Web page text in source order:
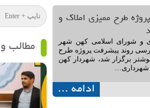
طرح ممیزی املاک و
و شورای اسلامی کهن شهر
روند پیشرفت پروژه طرح
برگزار شد، شهردار کهن
شهرداری…
ادامه ...
مطالب